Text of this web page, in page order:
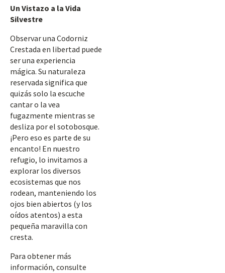
Un Vistazo a la Vida
Silvestre
Observar una Codorniz
Crestada en libertad puede
ser una experiencia
mágica. Su naturaleza
reservada significa que
quizás solo la escuche
cantar o la vea
fugazmente mientras se
desliza por el sotobosque.
¡Pero eso es parte de su
encanto! En nuestro
refugio, lo invitamos a
explorar los diversos
ecosistemas que nos
rodean, manteniendo los
ojos bien abiertos (y los
oídos atentos) a esta
pequeña maravilla con
cresta.
Para obtener más
información, consulte